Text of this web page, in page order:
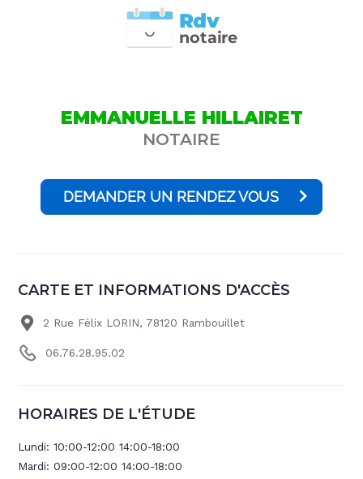
notaire
Rdv
EMMANUELLE HILLAIRET
NOTAIRE
DEMANDER UN RENDEZ VOUS
CARTE ET INFORMATIONS D'ACCÈS
2 Rue Félix LORIN, 78120 Rambouillet
06.76.28.95.02
HORAIRES DE L'ÉTUDE
Lundi:10:00-12:00 14:00-18:00
Mardi:09:00-12:00 14:00-18:00